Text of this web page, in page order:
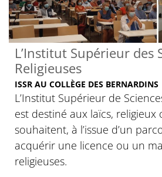
L’Institut Supérieur des
Religieuses
ISSR AU COLLÈGE DES BERNARDINS
L’Institut Supérieur de
est destiné aux laïcs, religieux
souhaitent, à l’issue d’un
acquérir une licence ou un
religieuses.